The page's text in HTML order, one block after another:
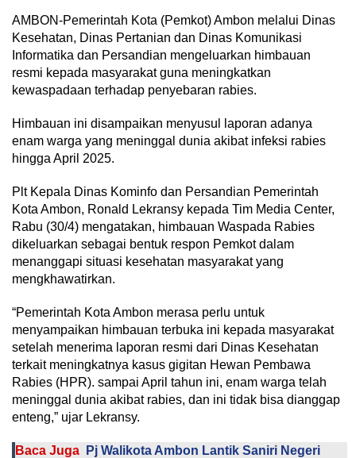
AMBON-Pemerintah Kota (Pemkot) Ambon melalui Dinas
Kesehatan, Dinas Pertanian dan Dinas Komunikasi
Informatika dan Persandian mengeluarkan himbauan
resmi kepada masyarakat guna meningkatkan
kewaspadaan terhadap penyebaran rabies.
Himbauan ini disampaikan menyusul laporan adanya
enam warga yang meninggal dunia akibat infeksi rabies
hingga April 2025.
Plt Kepala Dinas Kominfo dan Persandian Pemerintah
Kota Ambon, Ronald Lekransy kepada Tim Media Center,
Rabu (30/4) mengatakan, himbauan Waspada Rabies
dikeluarkan sebagai bentuk respon Pemkot dalam
menanggapi situasi kesehatan masyarakat yang
mengkhawatirkan.
“Pemerintah Kota Ambon merasa perlu untuk
menyampaikan himbauan terbuka ini kepada masyarakat
setelah menerima laporan resmi dari Dinas Kesehatan
terkait meningkatnya kasus gigitan Hewan Pembawa
Rabies (HPR). sampai April tahun ini, enam warga telah
meninggal dunia akibat rabies, dan ini tidak bisa dianggap
enteng,” ujar Lekransy.
Baca Juga
Pj Walikota Ambon Lantik Saniri Negeri